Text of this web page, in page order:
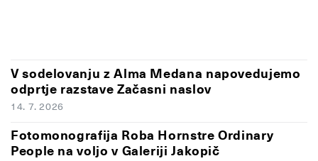
V sodelovanju z Alma Medana napovedujemo
odprtje razstave Začasni naslov
14. 7. 2026
Fotomonografija Roba Hornstre Ordinary
People na voljo v Galeriji Jakopič